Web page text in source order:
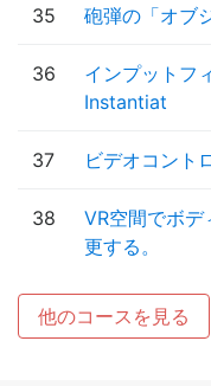
35 砲弾の「オブ
36
インプットフ
Instantiat
37 ビデオコント
38
VR空間でボ
更する。
他のコースを見る